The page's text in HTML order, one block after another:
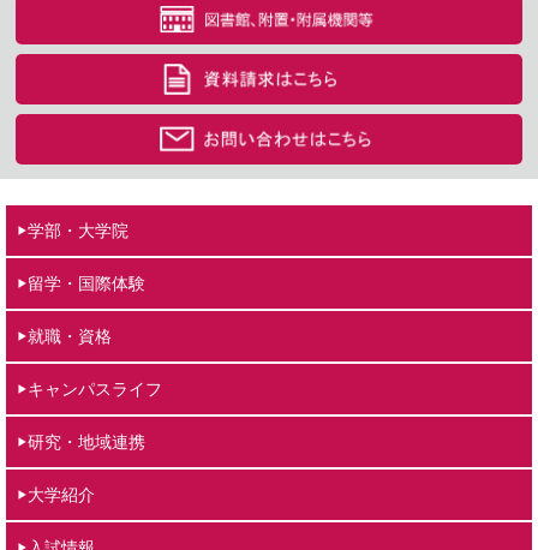
学部・大学院
留学・国際体験
就職・資格
キャンパスライフ
研究・地域連携
大学紹介